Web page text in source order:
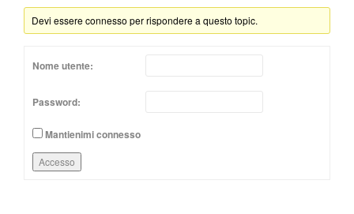
Devi essere connesso per rispondere a questo topic.
Nome utente:
Password:
Mantienimi connesso
Accesso